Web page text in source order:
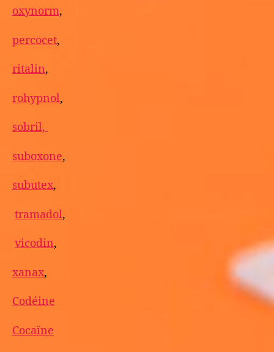
oxynorm,
percocet,
ritalin,
rohypnol,
sobril,
suboxone,
subutex,
tramadol,
vicodin,
xanax,
Codéine
Cocaïne